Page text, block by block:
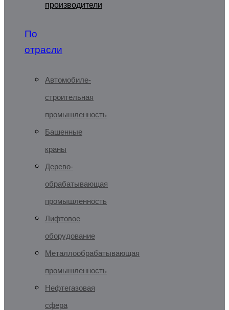
производители
По
отрасли
Автомобиле-
строительная
промышленность
Башенные
краны
Дерево-
обрабатывающая
промышленность
Лифтовое
оборудование
Металлообрабатывающая
промышленность
Нефтегазовая
сфера